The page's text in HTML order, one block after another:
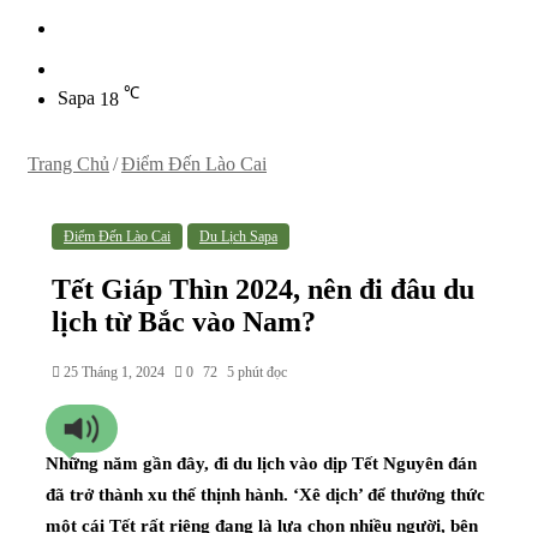
Sapa 18 ℃
Trang Chủ /Điểm Đến Lào Cai
Điểm Đến Lào Cai Du Lịch Sapa
Tết Giáp Thìn 2024, nên đi đâu du
lịch từ Bắc vào Nam?
25 Tháng 1, 2024 0 72 5 phút đọc
Những năm gần đây, đi du lịch vào dịp Tết Nguyên đán
đã trở thành xu thế thịnh hành. ‘Xê dịch’ để thưởng thức
một cái Tết rất riêng đang là lựa chọn nhiều người, bên